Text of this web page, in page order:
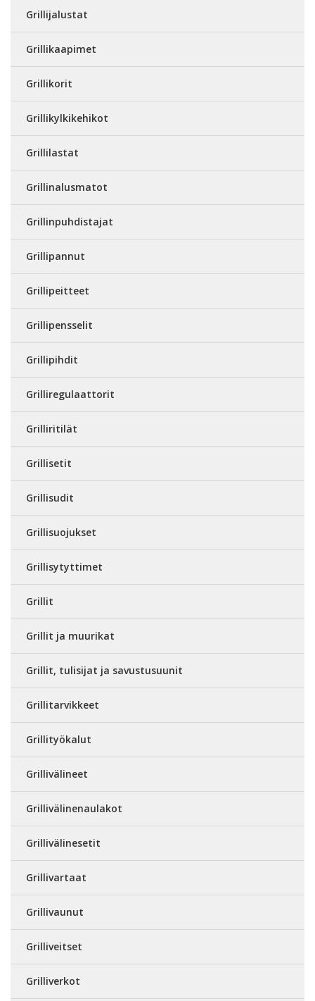
Grillijalustat
Grillikaapimet
Grillikorit
Grillikylkikehikot
Grillilastat
Grillinalusmatot
Grillinpuhdistajat
Grillipannut
Grillipeitteet
Grillipensselit
Grillipihdit
Grilliregulaattorit
Grilliritilät
Grillisetit
Grillisudit
Grillisuojukset
Grillisytyttimet
Grillit
Grillit ja muurikat
Grillit, tulisijat ja savustusuunit
Grillitarvikkeet
Grillityökalut
Grillivälineet
Grillivälinenaulakot
Grillivälinesetit
Grillivartaat
Grillivaunut
Grilliveitset
Grilliverkot